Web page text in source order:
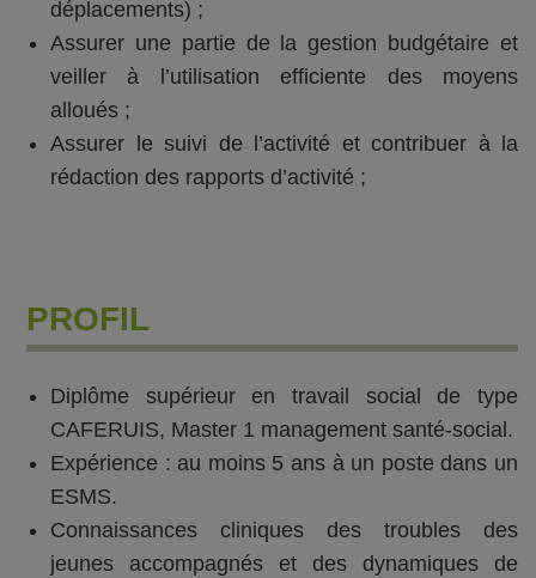
déplacements) ;
Assurer une partie de la gestion budgétaire et
veiller à l’utilisation efficiente des moyens
alloués ;
Assurer le suivi de l’activité et contribuer à la
rédaction des rapports d’activité ;
PROFIL
Diplôme supérieur en travail social de type
CAFERUIS, Master 1 management santé-social.
Expérience : au moins 5 ans à un poste dans un
ESMS.
Connaissances cliniques des troubles des
jeunes accompagnés et des dynamiques de